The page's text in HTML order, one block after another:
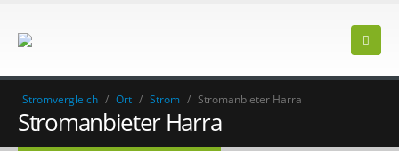
Stromvergleich / Ort / Strom / Stromanbieter Harra
Stromanbieter Harra